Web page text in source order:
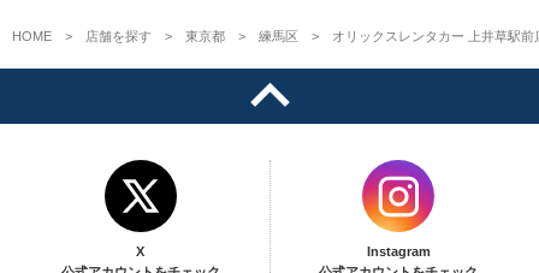
HOME 店舗を探す 東京都 練馬区 オリックスレンタカー 上井草駅前
X
Instagram